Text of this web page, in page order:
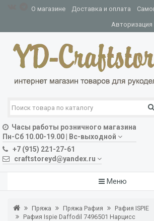
О магазине Доставка и оплата
Авторизация
Часы работы розничного магазина
Пн-Сб 10.00-19.00 | Вс-выходной
+7 (915) 221-27-61
craftstoreyd@yandex.ru
Меню
Пряжа Пряжа Рафия
Рафия ISPIE
Рафия Ispie Daffodil 7496501 Нарцисс